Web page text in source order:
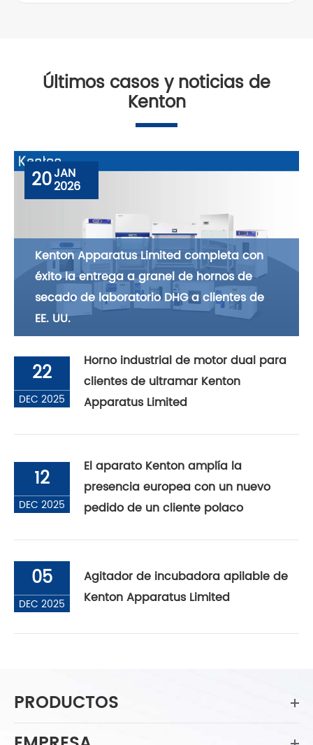
Últimos casos y noticias de
Kenton
Kenton Apparatus Limited completa con
éxito la entrega a granel de hornos de
secado de laboratorio DHG a clientes de
EE. UU.
20JAN
2026
22
DEC 2025
Horno industrial de motor dual para
clientes de ultramar Kenton
Apparatus Limited
12
DEC 2025
El aparato Kenton amplía la
presencia europea con un nuevo
pedido de un cliente polaco
05
DEC 2025
Agitador de incubadora apilable de
Kenton Apparatus Limited
PRODUCTOS